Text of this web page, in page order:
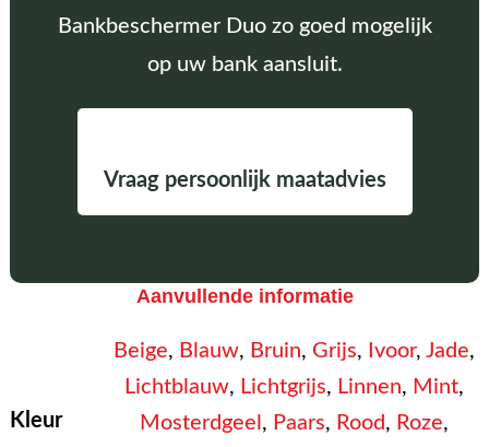
Bankbeschermer Duo zo goed mogelijk
op uw bank aansluit.
Vraag persoonlijk maatadvies
Aanvullende informatie
Kleur
Beige, Blauw, Bruin, Grijs, Ivoor,Jade,
Lichtblauw, Lichtgrijs, Linnen, Mint,
Mosterdgeel , Paars, Rood, Roze,